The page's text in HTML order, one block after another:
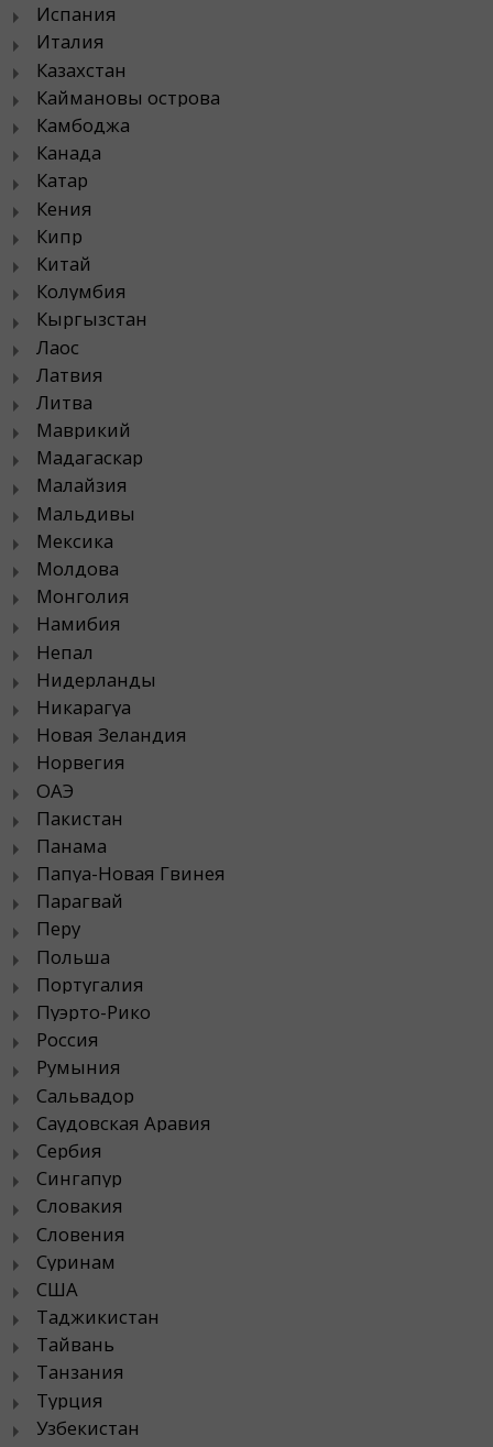
Испания
Италия
Казахстан
Каймановы острова
Камбоджа
Канада
Катар
Кения
Кипр
Китай
Колумбия
Кыргызстан
Лаос
Латвия
Литва
Маврикий
Мадагаскар
Малайзия
Мальдивы
Мексика
Молдова
Монголия
Намибия
Непал
Нидерланды
Никарагуа
Новая Зеландия
Норвегия
ОАЭ
Пакистан
Панама
Папуа-Новая Гвинея
Парагвай
Перу
Польша
Португалия
Пуэрто-Рико
Россия
Румыния
Сальвадор
Саудовская Аравия
Сербия
Сингапур
Словакия
Словения
Суринам
США
Таджикистан
Тайвань
Танзания
Турция
Узбекистан